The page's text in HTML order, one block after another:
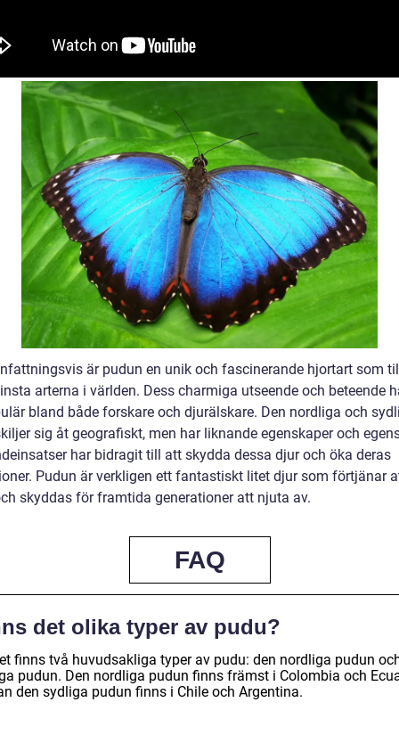
är pudun en unik och fascinerande hjortart som
arterna i världen. Dess charmiga utseende och beteende
bland både forskare och djurälskare. Den nordliga och
sig åt geografiskt, men har liknande egenskaper och
har bidragit till att skydda dessa djur och öka deras
Pudun är verkligen ett fantastiskt litet djur som förtjänar
skyddas för framtida generationer att njuta av.
FAQ
det olika typer av pudu?
finns två huvudsakliga typer av pudu: den nordliga pudun
pudun. Den nordliga pudun finns främst i Colombia och
den sydliga pudun finns i Chile och Argentina.